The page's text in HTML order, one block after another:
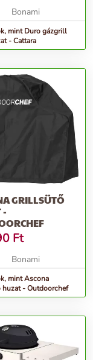
Bonami
mint Duro gázgrill
- Cattara
GRILLSÜTŐ
-
Ft
Bonami
mint Ascona
- Outdoorchef